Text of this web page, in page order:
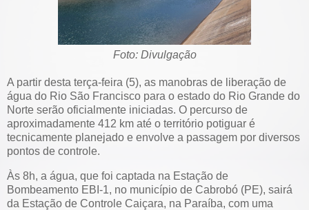
Foto: Divulgação
A partir desta terça-feira (5), as manobras de liberação de
água do Rio São Francisco para o estado do Rio Grande do
Norte serão oficialmente iniciadas. O percurso de
aproximadamente 412 km até o território potiguar é
tecnicamente planejado e envolve a passagem por diversos
pontos de controle.
Às 8h, a água, que foi captada na Estação de
Bombeamento EBI-1, no município de Cabrobó (PE), sairá
da Estação de Controle Caiçara, na Paraíba, com uma